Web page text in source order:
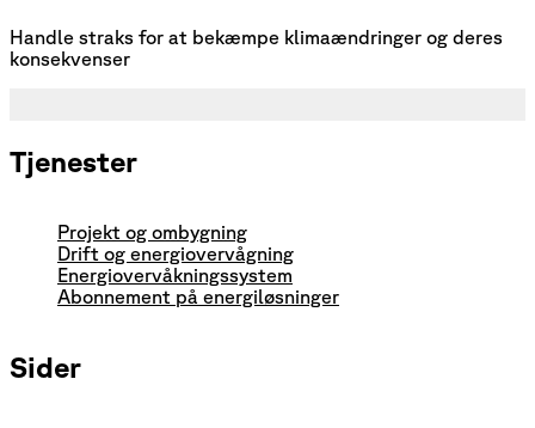
Handle straks for at bekæmpe klimaændringer og deres
konsekvenser
Tjenester
Projekt og ombygning
Drift og energiovervågning
Energiovervåkningssystem
Abonnement på energiløsninger
Sider